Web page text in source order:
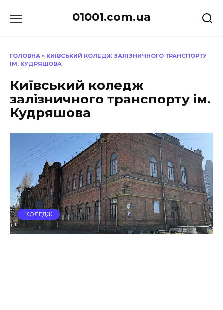
до
01001.com.ua
ГОЛОВНА » КИЇВСЬКИЙ КОЛЕДЖ ЗАЛІЗНИЧНОГО ТРАНСПОРТУ
ІМ. КУДРЯШОВА
Київський коледж
залізничного транспорту ім.
Кудряшова
КОЛЕДЖ